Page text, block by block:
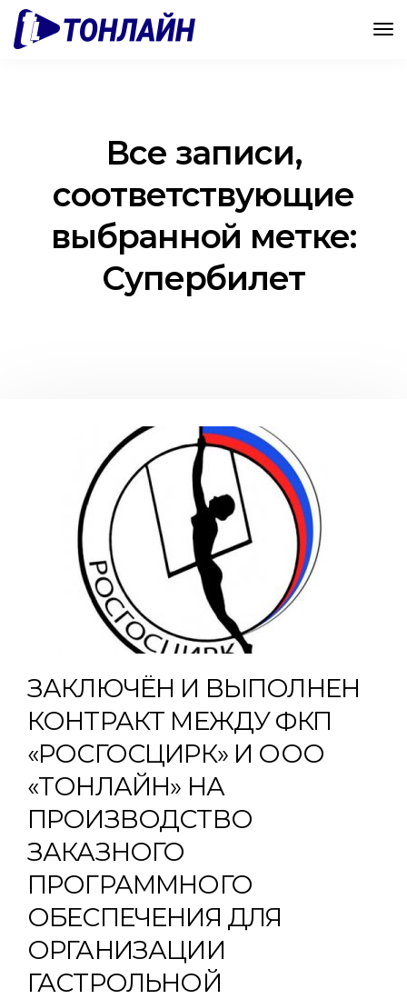
Все записи,
соответствующие
выбранной метке:
Супербилет
ЗАКЛЮЧЁН И ВЫПОЛНЕН
КОНТРАКТ МЕЖДУ ФКП
«РОСГОСЦИРК» И ООО
«ТОНЛАЙН» НА
ПРОИЗВОДСТВО
ЗАКАЗНОГО
ПРОГРАММНОГО
ОБЕСПЕЧЕНИЯ ДЛЯ
ОРГАНИЗАЦИИ
ГАСТРОЛЬНОЙ